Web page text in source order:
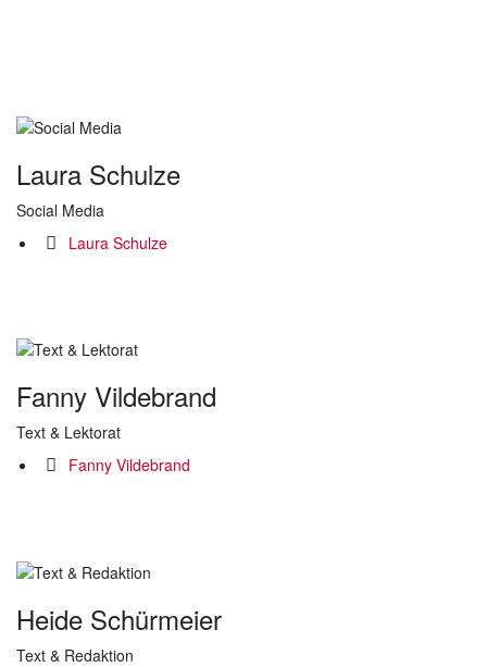
Laura Schulze
Social Media
Laura Schulze
Fanny Vildebrand
Text & Lektorat
Fanny Vildebrand
Heide Schürmeier
Text & Redaktion